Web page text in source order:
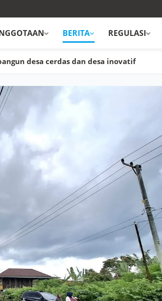
BERITA REGULASI
desa cerdas dan desa inovatif